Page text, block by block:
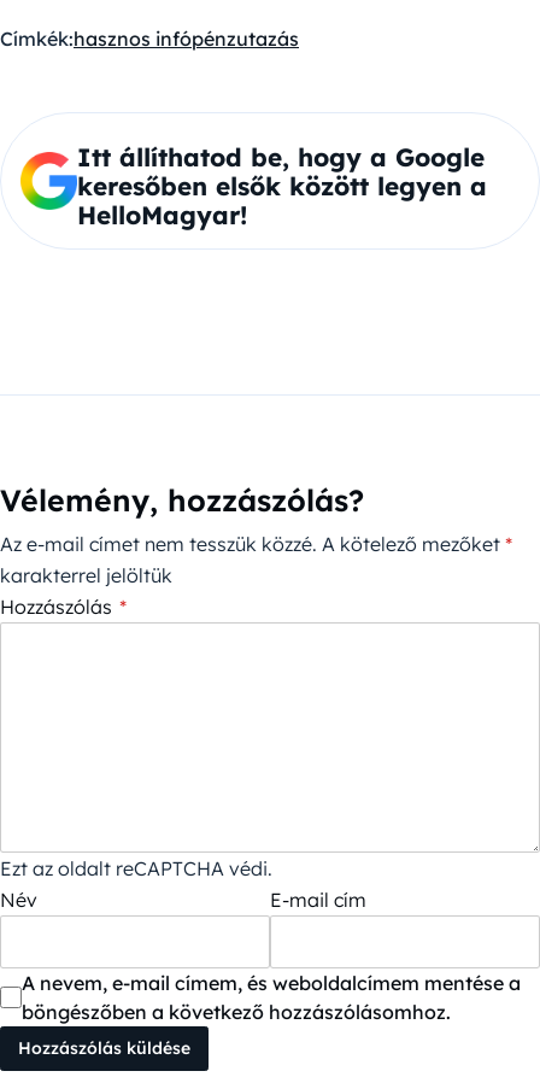
Címkék:hasznos infópénzutazás
Itt állíthatod be, hogy a Google
keresőben elsők között legyen a
HelloMagyar!
Vélemény, hozzászólás?
Az e-mail címet nem tesszük közzé. A kötelező mezőket *
karakterrel jelöltük
Hozzászólás *
Ezt az oldalt reCAPTCHA védi.
Név
E-mail cím
A nevem, e-mail címem, és weboldalcímem mentése a
böngészőben a következő hozzászólásomhoz.